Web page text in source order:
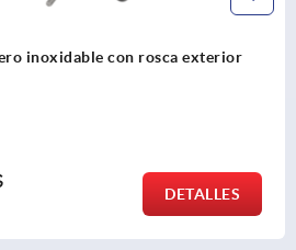
Palancas tensoras planas
PVPS desde 24,66 $